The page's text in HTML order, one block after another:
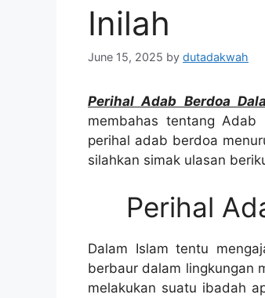
Inilah
June 15, 2025 by dutadakwah
Perihal Adab Berdoa
membahas tentang Adab
perihal adab berdoa
silahkan simak ulasan
Perihal
Dalam Islam tentu
berbaur dalam lingkungan
melakukan suatu ibadah